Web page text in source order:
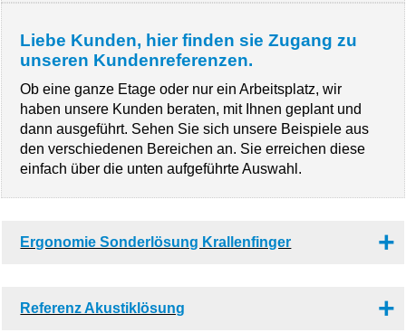
Liebe Kunden, hier finden sie Zugang zu
unseren Kundenreferenzen.
Ob eine ganze Etage oder nur ein Arbeitsplatz, wir
haben unsere Kunden beraten, mit Ihnen geplant und
dann ausgeführt. Sehen Sie sich unsere Beispiele aus
den verschiedenen Bereichen an. Sie erreichen diese
einfach über die unten aufgeführte Auswahl.
Ergonomie Sonderlösung Krallenfinger
Referenz Akustiklösung